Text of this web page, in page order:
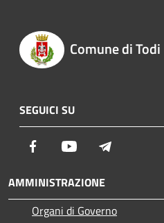
Comune di Todi
SEGUICI SU
Facebook Youtube
AMMINISTRAZIONE
Organi di Governo